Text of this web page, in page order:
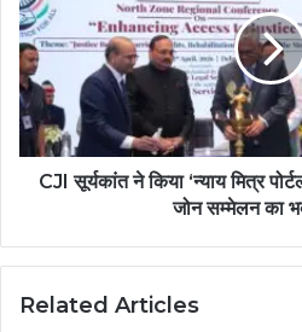
CJI सूर्यकांत ने किया ‘न्याय मित्र
जोन सम्मेलन का
Related Articles